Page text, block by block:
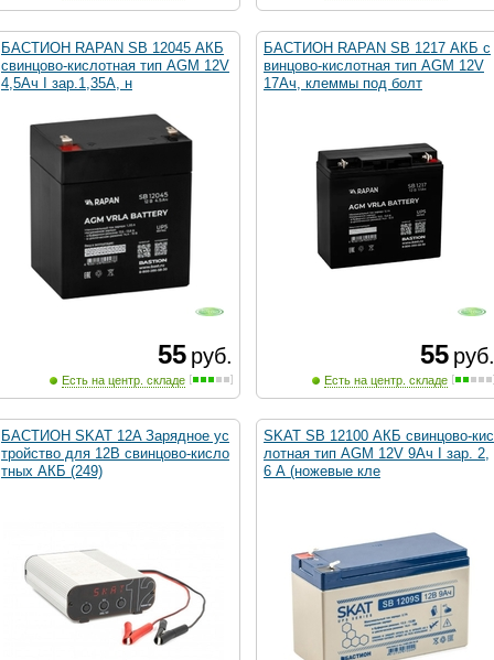
БАСТИОН RAPAN SB 12045 АКБ
свинцово-кислотная тип AGM 12V
4,5Ач I зар.1,35А, н
55 руб.
Есть на центр. складе
БАСТИОН RAPAN SB 1217 АКБ с
винцово-кислотная тип AGM 12V
17Ач, клеммы под болт
55 руб.
Есть на центр. складе
БАСТИОН SKAT 12A Зарядное ус
тройство для 12В свинцово-кисло
тных АКБ (249)
SKAT SB 12100 АКБ свинцово-кис
лотная тип AGM 12V 9Ач I зар. 2,
6 А (ножевые кле